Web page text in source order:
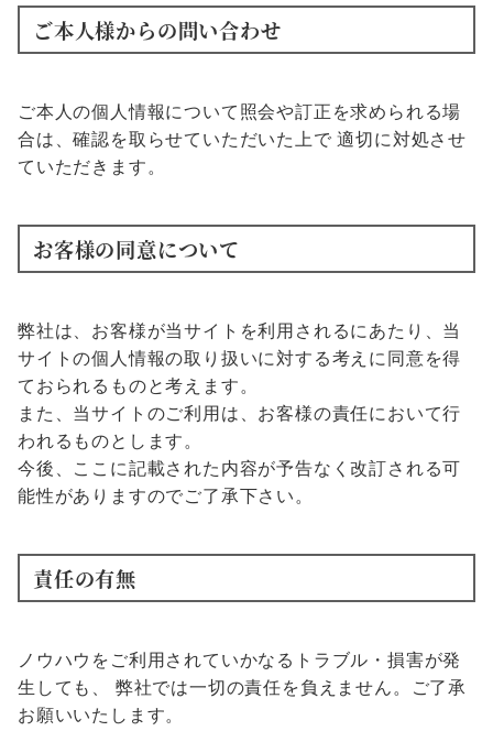
ご本人様からの問い合わせ
ご本人の個人情報について照会や訂正を求められる場
合は、確認を取らせていただいた上で 適切に対処させ
ていただきます。
お客様の同意について
弊社は、お客様が当サイトを利用されるにあたり、当
サイトの個人情報の取り扱いに対する考えに同意を得
ておられるものと考えます。
また、当サイトのご利用は、お客様の責任において行
われるものとします。
今後、ここに記載された内容が予告なく改訂される可
能性がありますのでご了承下さい。
責任の有無
ノウハウをご利用されていかなるトラブル・損害が発
生しても、 弊社では一切の責任を負えません。ご了承
お願いいたします。